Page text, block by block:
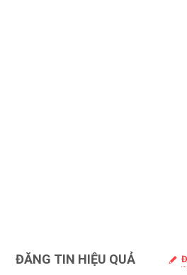
ĐĂNG TIN HIỆU QUẢ